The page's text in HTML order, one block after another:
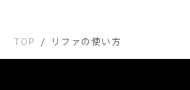
TOP リファの使い方